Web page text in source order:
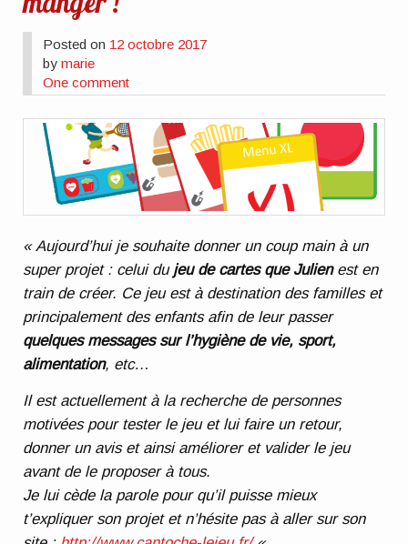
Posted on 12 octobre 2017
bymarie
One comment
« Aujourd’hui je souhaite donner un coup main à un
super projet : celui du jeu de cartes que Julienest en
train de créer. Ce jeu est à destination des familles et
principalement des enfants afin de leur passer
quelques messages sur l’hygiène de vie, sport,
alimentation, etc…
Il est actuellement à la recherche de personnes
motivées pour tester le jeu et lui faire un retour,
donner un avis et ainsi améliorer et valider le jeu
avant de le proposer à tous.
Je lui cède la parole pour qu’il puisse mieux
t’expliquer son projet et n’hésite pas à aller sur son